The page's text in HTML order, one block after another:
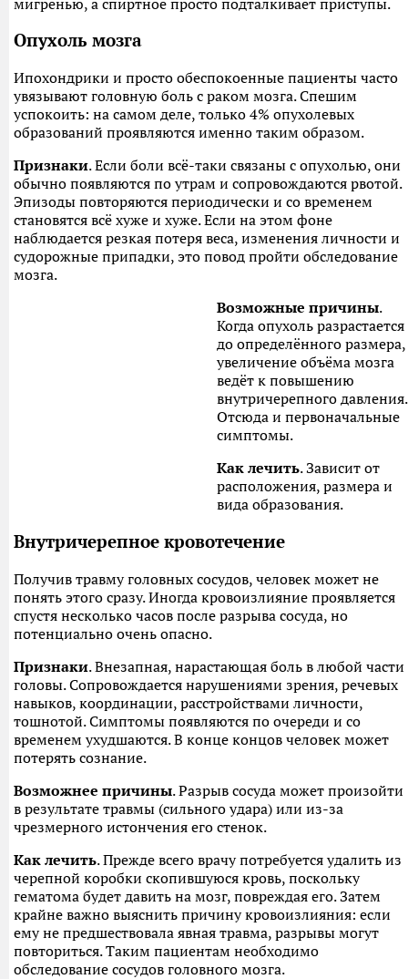
Опухоль мозга
Ипохондрики и просто обеспокоенные пациенты часто
увязывают головную боль с раком мозга. Спешим
успокоить: на самом деле, только 4% опухолевых
образований проявляются именно таким образом.
Признаки. Если боли всё-таки связаны с опухолью, они
обычно появляются по утрам и сопровождаются рвотой.
Эпизоды повторяются периодически и со временем
становятся всё хуже и хуже. Если на этом фоне
наблюдается резкая потеря веса, изменения личности и
судорожные припадки, это повод пройти обследование
мозга.
Возможные причины.
Когда опухоль разрастается
до определённого размера,
увеличение объёма мозга
ведёт к повышению
внутричерепного давления.
Отсюда и первоначальные
симптомы.
Как лечить. Зависит от
расположения, размера и
вида образования.
Внутричерепное кровотечение
Получив травму головных сосудов, человек может не
понять этого сразу. Иногда кровоизлияние проявляется
спустя несколько часов после разрыва сосуда, но
потенциально очень опасно.
Признаки. Внезапная, нарастающая боль в любой части
головы. Сопровождается нарушениями зрения, речевых
навыков, координации, расстройствами личности,
тошнотой. Симптомы появляются по очереди и со
временем ухудшаются. В конце концов человек может
потерять сознание.
Возможнее причины. Разрыв сосуда может произойти
в результате травмы (сильного удара) или из-за
чрезмерного истончения его стенок.
Как лечить. Прежде всего врачу потребуется удалить из
черепной коробки скопившуюся кровь, поскольку
гематома будет давить на мозг, повреждая его. Затем
крайне важно выяснить причину кровоизлияния: если
ему не предшествовала явная травма, разрывы могут
повториться. Таким пациентам необходимо
обследование сосудов головного мозга.